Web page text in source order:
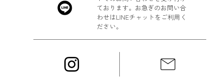
ております。お急ぎのお問い合
わせはLINEチャットをご利用く
ださい。